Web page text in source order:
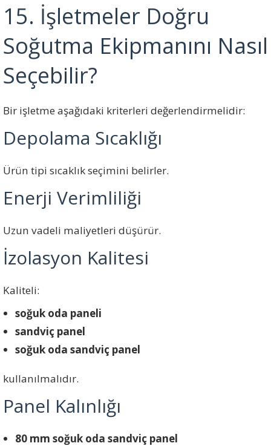
15. İşletmeler Doğru
Soğutma Ekipmanını Nasıl
Seçebilir?
Bir işletme aşağıdaki kriterleri değerlendirmelidir:
Depolama Sıcaklığı
Ürün tipi sıcaklık seçimini belirler.
Enerji Verimliliği
Uzun vadeli maliyetleri düşürür.
İzolasyon Kalitesi
Kaliteli:
soğuk oda paneli
sandviç panel
soğuk oda sandviç panel
kullanılmalıdır.
Panel Kalınlığı
80 mm soğuk oda sandviç panel